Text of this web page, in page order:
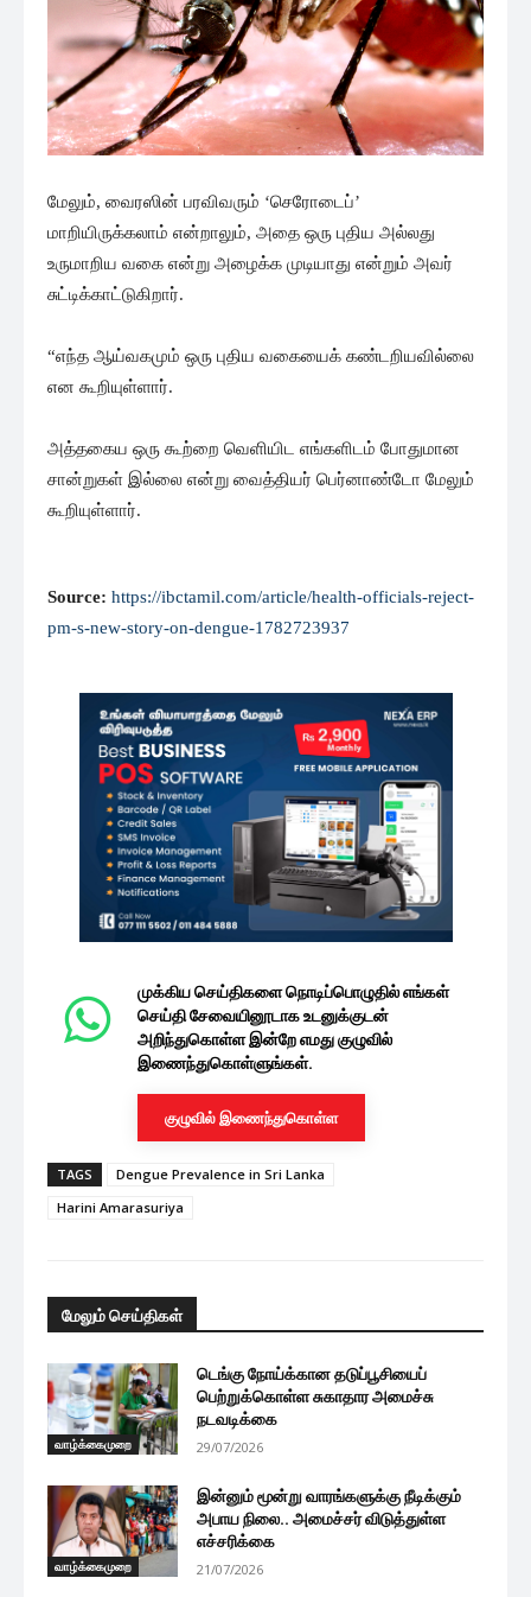
மேலும், வைரஸின் பரவிவரும் ‘செரோடைப்’
மாறியிருக்கலாம் என்றாலும், அதை ஒரு புதிய அல்லது
உருமாறிய வகை என்று அழைக்க முடியாது என்றும் அவர்
சுட்டிக்காட்டுகிறார்.
“எந்த ஆய்வகமும் ஒரு புதிய வகையைக் கண்டறியவில்லை
என கூறியுள்ளார்.
அத்தகைய ஒரு கூற்றை வெளியிட எங்களிடம் போதுமான
சான்றுகள் இல்லை என்று வைத்தியர் பெர்னாண்டோ மேலும்
கூறியுள்ளார்.
Source: https://ibctamil.com/article/health-officials-reject-
pm-s-new-story-on-dengue-1782723937
முக்கிய செய்திகளை நொடிப்பொழுதில் எங்கள்
செய்தி சேவையினூடாக உடனுக்குடன்
அறிந்துகொள்ள இன்றே எமது குழுவில்
இணைந்துகொள்ளுங்கள்.
குழுவில் இணைந்துகொள்ள
TAGS
Dengue Prevalence in Sri Lanka
Harini Amarasuriya
மேலும் செய்திகள்
வாழ்க்கைமுறை
டெங்கு நோய்க்கான தடுப்பூசியைப்
பெற்றுக்கொள்ள சுகாதார அமைச்சு
நடவடிக்கை
29/07/2026
வாழ்க்கைமுறை
இன்னும் மூன்று வாரங்களுக்கு நீடிக்கும்
அபாய நிலை.. அமைச்சர் விடுத்துள்ள
எச்சரிக்கை
21/07/2026